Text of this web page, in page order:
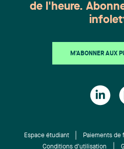
de l'heure.
M'ABONNER AUX
Espace étudiant Paiements de
Conditions d'utilisation